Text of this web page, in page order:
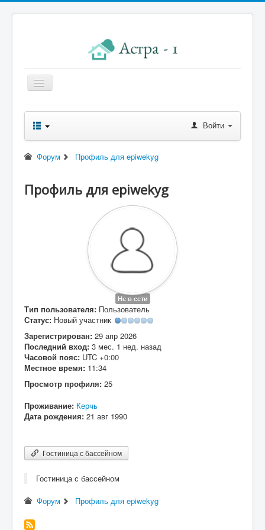
Главная
Новости правления
Начисления к оплате
Реквизиты
Войти
Форум Профиль для epiwekyg
Профиль для epiwekyg
Не в сети
Тип пользователя: Пользователь
Статус: Новый участник
Зарегистрирован: 29 апр 2026
Последний вход: 3 мес. 1 нед. назад
Часовой пояс: UTC +0:00
Местное время: 11:34
Просмотр профиля: 25
Проживание: Керчь
Дата рождения: 21 авг 1990
Гостиница с бассейном
Гостиница с бассейном
Форум
Профиль для epiwekyg